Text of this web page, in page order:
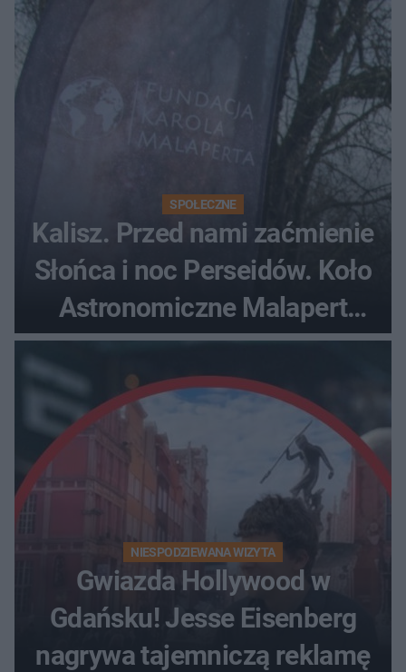
SPOŁECZNE
Kalisz. Przed nami zaćmienie
Słońca i noc Perseidów. Koło
Astronomiczne Malapert
zaprasza na wspólne
obserwacje
NIESPODZIEWANA WIZYTA
Gwiazda Hollywood w
Gdańsku! Jesse Eisenberg
nagrywa tajemniczą reklamę